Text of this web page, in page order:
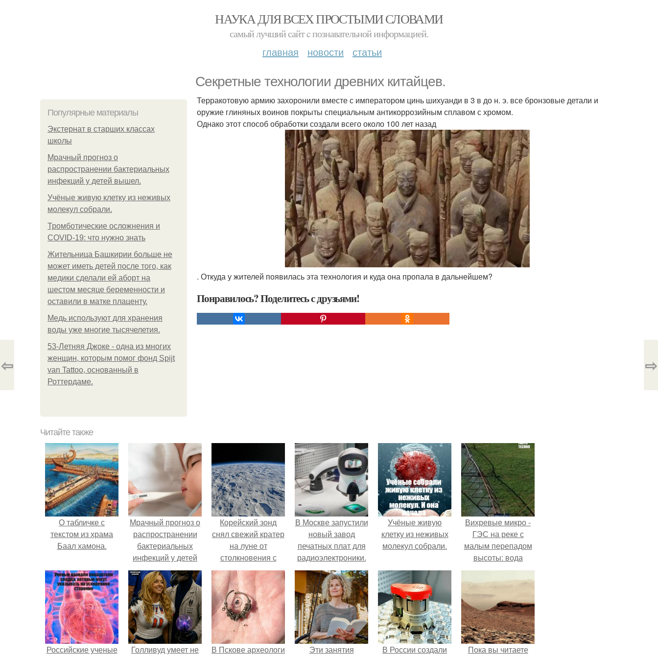
НАУКА ДЛЯ ВСЕХ ПРОСТЫМИ СЛОВАМИ
самый лучший сайт c познавательной информацией.
главная новости статьи
Секретные технологии древних китайцев.
Популярные материалы
Экстернат в старших классах
школы
Мрачный прогноз о
распространении бактериальных
инфекций у детей вышел.
Учёные живую клетку из неживых
молекул собрали.
Тромботические осложнения и
COVID-19: что нужно знать
Жительница Башкирии больше не
может иметь детей после того, как
медики сделали ей аборт на
шестом месяце беременности и
оставили в матке плаценту.
Медь используют для хранения
воды уже многие тысячелетия.
53-Летняя Джоке - одна из многих
женщин, которым помог фонд Spijt
van Tattoo, основанный в
Роттердаме.
Терракотовую армию захоронили вместе с императором цинь шихуанди в 3 в до н. э. все бронзовые детали и
оружие глиняных воинов покрыты специальным антикоррозийным сплавом с хромом.
Однако этот способ обработки создали всего около 100 лет назад
. Откуда у жителей появилась эта технология и куда она пропала в дальнейшем?
Понравилось? Поделитесь с друзьями!
⇦ ⇨
Читайте также
О табличке с
текстом из храма
Баал хамона.
Мрачный прогноз о
распространении
бактериальных
инфекций у детей
вышел.
Корейский зонд
снял свежий кратер
на луне от
столкновения с
обломком Falcon 9.
В Москве запустили
новый завод
печатных плат для
радиоэлектроники.
Учёные живую
клетку из неживых
молекул собрали.
Вихревые микро -
ГЭС на реке с
малым перепадом
высоты: вода
закручивается в
бетонной камере и
вращает
вертикальную
турбину.
Российские ученые
Голливуд умеет не
В Пскове археологи
Эти занятия
В России создали
Пока вы читаете